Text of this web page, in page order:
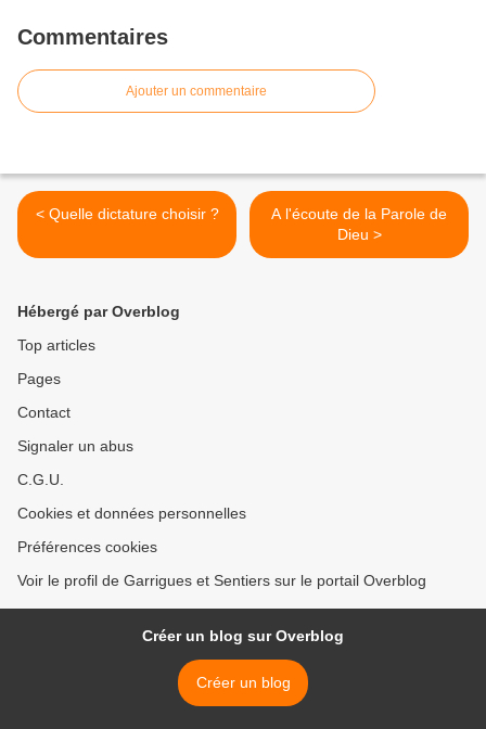
Commentaires
Ajouter un commentaire
< Quelle dictature choisir ?
A l'écoute de la Parole de
Dieu >
Hébergé par Overblog
Top articles
Pages
Contact
Signaler un abus
C.G.U.
Cookies et données personnelles
Préférences cookies
Voir le profil de Garrigues et Sentiers sur le portail Overblog
Créer un blog sur Overblog
Créer un blog